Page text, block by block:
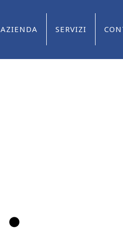
AZIENDA SERVIZI